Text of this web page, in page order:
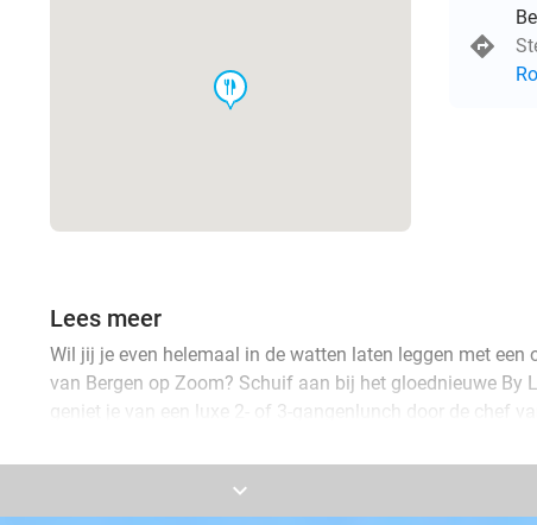
food
Lees meer
Wil jij je even helemaal in de watten laten leggen met een
van Bergen op Zoom? Schuif aan bij het gloednieuwe By
geniet je van een luxe 2- of 3-gangenlunch door de chef
dan voor het 5-gangendiner!
keyboard_arrow_down